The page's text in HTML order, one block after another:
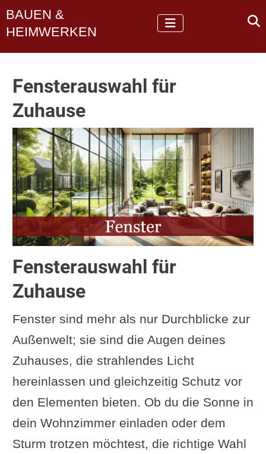
BAUEN &
HEIMWERKEN
Fensterauswahl für
Zuhause
Fensterauswahl für
Zuhause
Fenster sind mehr als nur Durchblicke zur
Außenwelt; sie sind die Augen deines
Zuhauses, die strahlendes Licht
hereinlassen und gleichzeitig Schutz vor
den Elementen bieten. Ob du die Sonne in
dein Wohnzimmer einladen oder dem
Sturm trotzen möchtest, die richtige Wahl